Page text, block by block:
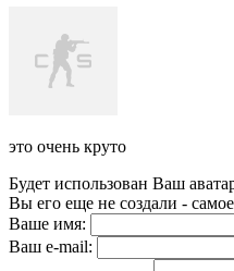
это очень круто
Будет использован Ваш
Вы его еще не создали -
Ваше имя:
Ваш e-mail: